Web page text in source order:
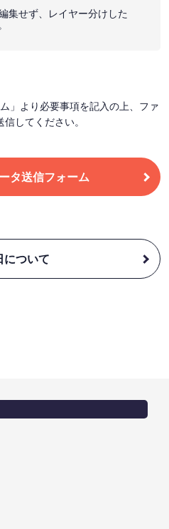
集せず、レイヤー分けした
」より必要事項を記入の上、ファ
してください。
タ送信フォーム
について